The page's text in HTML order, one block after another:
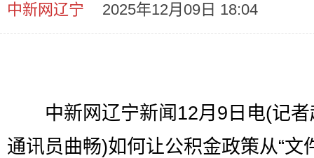
中新网辽宁 2025年12月09日 18:04
中新网辽宁新闻12月9日电(记者
通讯员曲畅)如何让公积金政策从“文